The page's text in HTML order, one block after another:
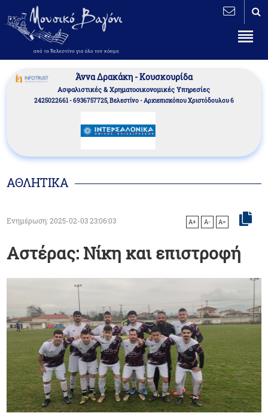
Άννα Δρακάκη - Κουσκουρίδα
Aσφαλιστικές & Χρηματοοικονομικές Υπηρεσίες
2425022661 - 6936757725, Βελεστίνο - Αρχιεπισκόπου Χριστόδουλου 6
ΑΘΛΗΤΙΚΑ
Ενημέρωση: 2025-02-03 23:06:03 A+ A- A=
Αστέρας: Νίκη και επιστροφή